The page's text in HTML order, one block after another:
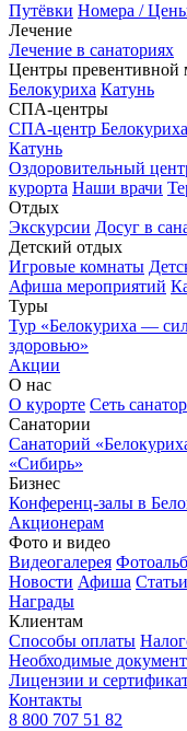
Путёвки Номера /
Лечение
Лечение в санаториях
Центры
Белокуриха Катунь
СПА-центры
СПА-центр Белокуриха
Катунь
Оздоровительный
курорта Наши врачи
Отдых
Экскурсии Досуг в
Детский отдых
Игровые комнаты
Афиша мероприятий
Туры
Тур «Белокуриха —
здоровью»
Акции
О нас
О курорте Сеть
Санатории
Санаторий
«Сибирь»
Бизнес
Конференц-залы в
Акционерам
Фото и видео
Видеогалерея
Новости Афиша Статьи
Награды
Клиентам
Способы оплаты
Необходимые
Лицензии и
Контакты
8 800 707 51 82